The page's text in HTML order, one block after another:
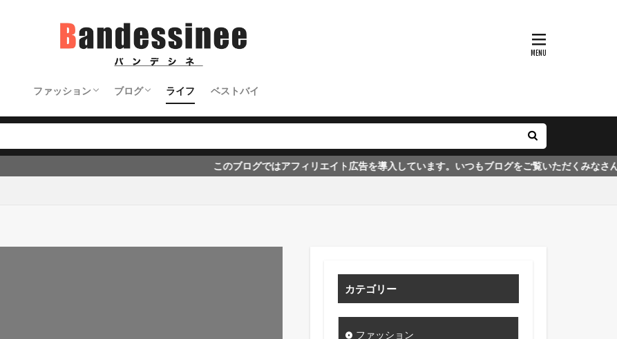
ファッション
トップス＆ジャケット
パンツ
アクセサリー＆バッグなど
シューズ
ブログ
ブログの始め方
ブログのノウハウ
ブログ初心者向け
ライフ ベストバイ
このブログではアフィリエイト広告を導入しています。いつもブログをご覧いただくみなさんのおかげで
カテゴリー
ファッション